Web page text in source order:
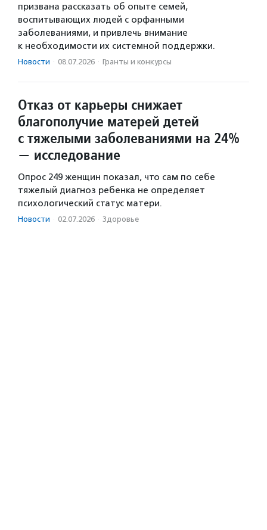
призвана рассказать об опыте семей,
воспитывающих людей с орфанными
заболеваниями, и привлечь внимание
к необходимости их системной поддержки.
Новости · 08.07.2026 · Гранты и конкурсы
Отказ от карьеры снижает
благополучие матерей детей
с тяжелыми заболеваниями на 24%
— исследование
Опрос 249 женщин показал, что сам по себе
тяжелый диагноз ребенка не определяет
психологический статус матери.
Новости · 02.07.2026 · Здоровье